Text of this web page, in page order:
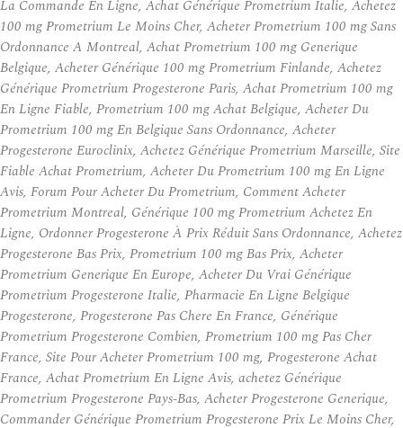
La Commande En Ligne, Achat Générique Prometrium Italie, Achetez
100 mg Prometrium Le Moins Cher, Acheter Prometrium 100 mg Sans
Ordonnance A Montreal, Achat Prometrium 100 mg Generique
Belgique, Acheter Générique 100 mg Prometrium Finlande, Achetez
Générique Prometrium Progesterone Paris, Achat Prometrium 100 mg
En Ligne Fiable, Prometrium 100 mg Achat Belgique, Acheter Du
Prometrium 100 mg En Belgique Sans Ordonnance, Acheter
Progesterone Euroclinix, Achetez Générique Prometrium Marseille, Site
Fiable Achat Prometrium, Acheter Du Prometrium 100 mg En Ligne
Avis, Forum Pour Acheter Du Prometrium, Comment Acheter
Prometrium Montreal, Générique 100 mg Prometrium Achetez En
Ligne, Ordonner Progesterone À Prix Réduit Sans Ordonnance, Achetez
Progesterone Bas Prix, Prometrium 100 mg Bas Prix, Acheter
Prometrium Generique En Europe, Acheter Du Vrai Générique
Prometrium Progesterone Italie, Pharmacie En Ligne Belgique
Progesterone, Progesterone Pas Chere En France, Générique
Prometrium Progesterone Combien, Prometrium 100 mg Pas Cher
France, Site Pour Acheter Prometrium 100 mg, Progesterone Achat
France, Achat Prometrium En Ligne Avis, achetez Générique
Prometrium Progesterone Pays-Bas, Acheter Progesterone Generique,
Commander Générique Prometrium Progesterone Prix Le Moins Cher,